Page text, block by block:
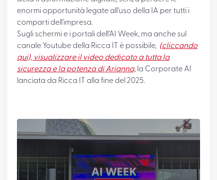
enormi opportunità legate all'uso della IA per tutti i
comparti dell'impresa.
Sugli schermi e i portali dell’AI Week, ma anche sul
canale Youtube della Ricca IT è possibile, (cliccando
qui), visualizzare il video dedicato a tutta la
sicurezza e la potenza di Arianna, la Corporate AI
lanciata da Ricca IT alla fine del 2025.